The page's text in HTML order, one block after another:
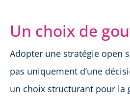
Un choix de
Adopter une stratégie open
pas uniquement d’une
un choix structurant pour la